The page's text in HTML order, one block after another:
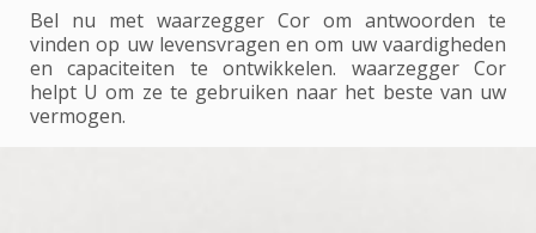
Bel nu met waarzegger Cor om antwoorden te
vinden op uw levensvragen en om uw vaardigheden
en capaciteiten te ontwikkelen. waarzegger Cor
helpt U om ze te gebruiken naar het beste van uw
vermogen.